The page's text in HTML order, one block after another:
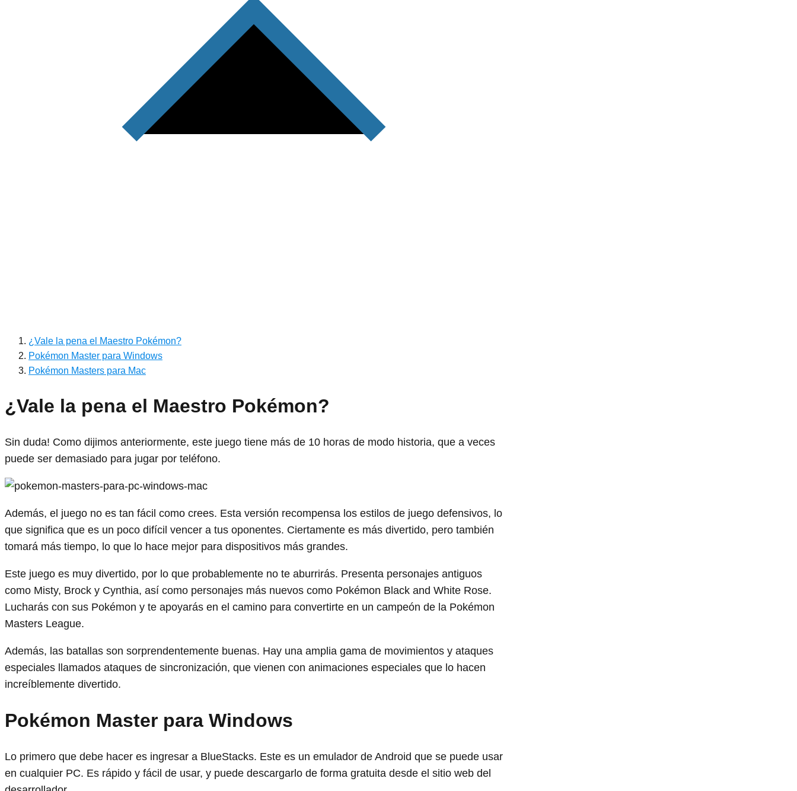
¿Vale la pena el Maestro Pokémon?
Pokémon Master para Windows
Pokémon Masters para Mac
¿Vale la pena el Maestro Pokémon?
Sin duda! Como dijimos anteriormente, este juego tiene más de 10 horas de modo historia, que a veces
puede ser demasiado para jugar por teléfono.
Además, el juego no es tan fácil como crees. Esta versión recompensa los estilos de juego defensivos, lo
que significa que es un poco difícil vencer a tus oponentes. Ciertamente es más divertido, pero también
tomará más tiempo, lo que lo hace mejor para dispositivos más grandes.
Este juego es muy divertido, por lo que probablemente no te aburrirás. Presenta personajes antiguos
como Misty, Brock y Cynthia, así como personajes más nuevos como Pokémon Black and White Rose.
Lucharás con sus Pokémon y te apoyarás en el camino para convertirte en un campeón de la Pokémon
Masters League.
Además, las batallas son sorprendentemente buenas. Hay una amplia gama de movimientos y ataques
especiales llamados ataques de sincronización, que vienen con animaciones especiales que lo hacen
increíblemente divertido.
Pokémon Master para Windows
Lo primero que debe hacer es ingresar a BlueStacks. Este es un emulador de Android que se puede usar
en cualquier PC. Es rápido y fácil de usar, y puede descargarlo de forma gratuita desde el sitio web del